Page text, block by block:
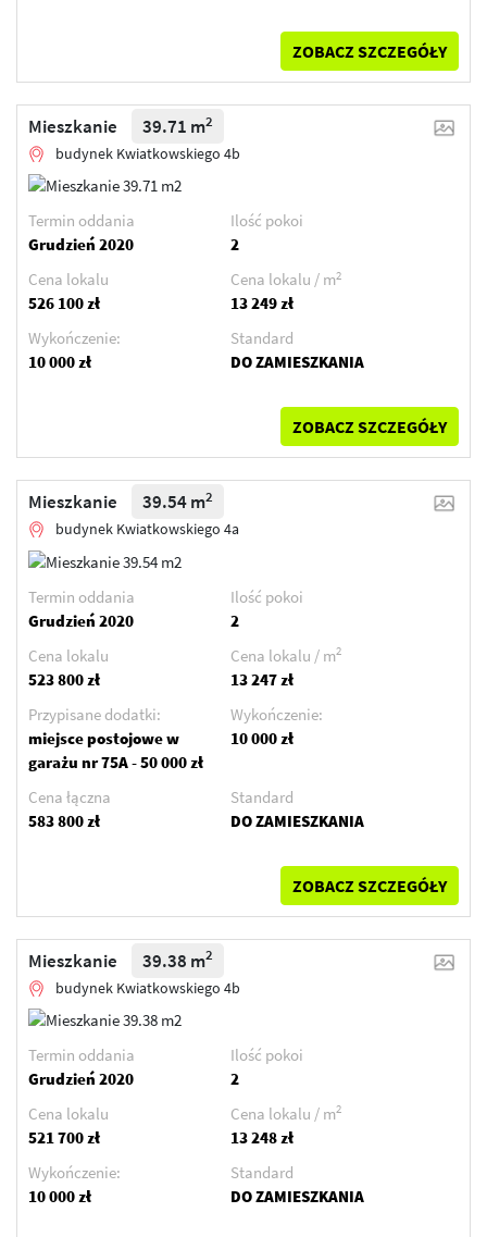
ZOBACZ SZCZEGÓŁY
Mieszkanie 39.71 m2
budynek Kwiatkowskiego 4b
Termin oddania
Grudzień 2020
Ilość pokoi
2
Cena lokalu
526 100 zł
Cena lokalu / m2
13 249 zł
Wykończenie:
10 000 zł
Standard
DO ZAMIESZKANIA
ZOBACZ SZCZEGÓŁY
Mieszkanie 39.54 m2
budynek Kwiatkowskiego 4a
Termin oddania
Grudzień 2020
Ilość pokoi
2
Cena lokalu
523 800 zł
Cena lokalu / m2
13 247 zł
Przypisane dodatki:
miejsce postojowe w
garażu nr 75A - 50 000 zł
Wykończenie:
10 000 zł
Cena łączna
583 800 zł
Standard
DO ZAMIESZKANIA
ZOBACZ SZCZEGÓŁY
Mieszkanie 39.38 m2
budynek Kwiatkowskiego 4b
Termin oddania
Grudzień 2020
Ilość pokoi
2
Cena lokalu
521 700 zł
Cena lokalu / m2
13 248 zł
Wykończenie:
10 000 zł
Standard
DO ZAMIESZKANIA